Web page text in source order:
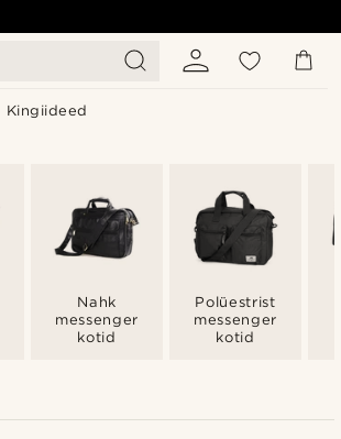
Kingiideed
Nahk
messenger
kotid
Polüestrist
messenger
kotid